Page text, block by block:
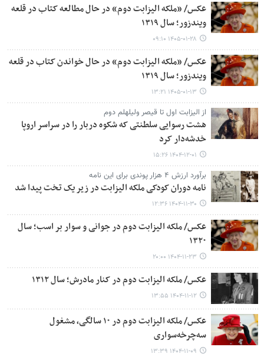
عکس/ «ملکه الیزابت دوم» در حال مطالعه کتاب در قلعه
ویندزور؛ سال ۱۳۱۹
۱۴۰۵-۰۱-۲۸ ۰۹:۱۰
عکس/ «ملکه الیزابت دوم» در حال خواندن کتاب در قلعه
ویندزور؛ سال ۱۳۱۹
۱۴۰۵-۰۱-۱۳ ۱۳:۲۱
از الیزابت اول تا قیصر ولیلهلم دوم
هشت رسوایی سلطنتی که شکوه دربار را در سراسر اروپا
خدشه‌دار کرد
۱۴۰۴-۱۲-۰۱ ۱۵:۲۶
برآورد ارزش ۴ هزار پوندی برای این نامه
نامه دوران کودکی ملکه الیزابت در زیر یک تخت پیدا شد
۱۴۰۴-۱۱-۳۰ ۱۲:۳۶
عکس/ ملکه الیزابت دوم در جوانی و سوار بر اسب؛ سال
۱۳۲۰
۱۴۰۴-۱۱-۲۳ ۲۰:۰۰
عکس/ ملکه الیزابت دوم در کنار مادرش؛ سال ۱۳۱۲
۱۴۰۴-۱۱-۱۲ ۱۳:۵۵
عکس/ ملکه الیزابت دوم در ۱۰ سالگی، مشغول
سه‌چرخه‌سواری
۱۴۰۴-۱۱-۰۹ ۱۳:۳۹